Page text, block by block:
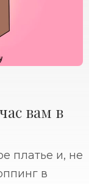
вам в
платье и, не
в